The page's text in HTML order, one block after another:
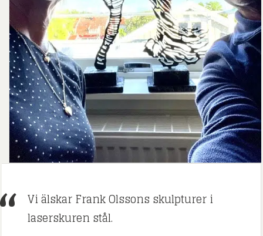
Vi älskar Frank Olssons skulpturer i
laserskuren stål.